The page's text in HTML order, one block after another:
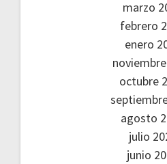
marzo
febrero
enero
octubre
agosto
julio
junio